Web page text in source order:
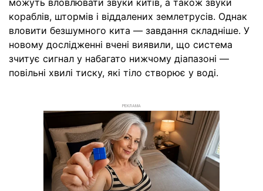
можуть вловлювати звуки китів, а також звуки
кораблів, штормів і віддалених землетрусів. Однак
вловити безшумного кита — завдання складніше. У
новому дослідженні вчені виявили, що система
зчитує сигнал у набагато нижчому діапазоні —
повільні хвилі тиску, які тіло створює у воді.
РЕКЛАМА